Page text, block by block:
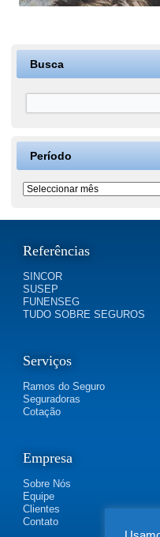
Busca
Período
Período
Referências
SINCOR
SUSEP
FUNENSEG
TUDO SOBRE SEGUROS
Serviços
Ramos do Seguro
Seguradoras
Cotação
Empresa
Sobre Nós
Equipe
Clientes
Contato